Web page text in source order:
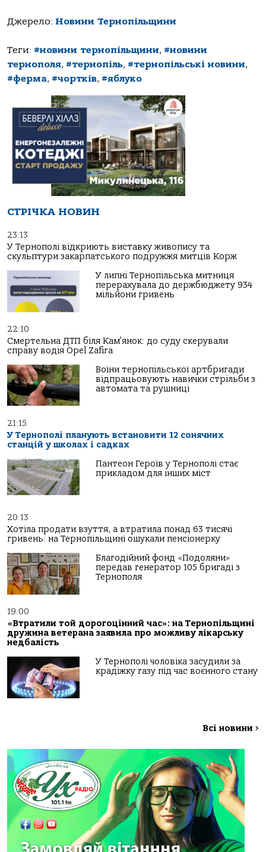
Джерело: Новини Тернопільщини
Теги: #новини тернопільщини, #новини
тернополя, #тернопіль, #тернопільські новини,
#ферма, #чортків, #яблуко
СТРІЧКА НОВИН
23:13
У Тернополі відкриють виставку живопису та
скульптури закарпатського подружжя митців Корж
У липні Тернопільська митниця
перерахувала до держбюджету 934
мільйони гривень
22:10
Смертельна ДТП біля Кам’янок: до суду скерували
справу водія Opel Zafira
Воїни тернопільської артбригади
відпрацьовують навички стрільби з
автомата та рушниці
21:15
У Тернополі планують встановити 12 сонячних
станцій у школах і садках
Пантеон Героїв у Тернополі стає
прикладом для інших міст
20:13
Хотіла продати взуття, а втратила понад 63 тисячі
гривень: на Тернопільщині ошукали пенсіонерку
Благодійний фонд «Подоляни»
передав генератор 105 бригаді з
Тернополя
19:00
«Втратили той дорогоцінний час»: на Тернопільщині
дружина ветерана заявила про можливу лікарську
недбалість
У Тернополі чоловіка засудили за
крадіжку газу під час воєнного стану
Всі новини >